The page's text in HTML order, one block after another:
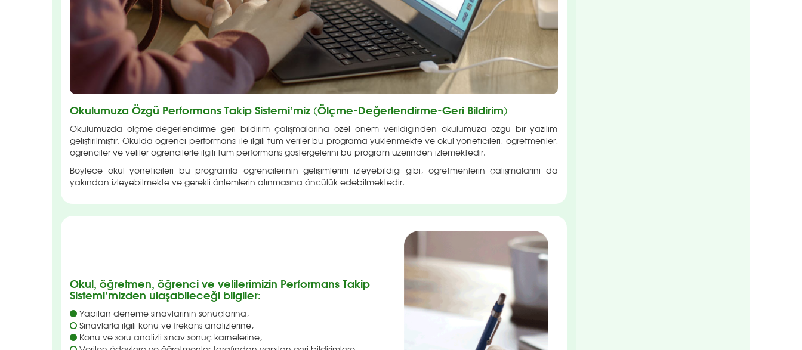
Okulumuza Özgü Performans Takip Sistemi’miz (Ölçme-Değerlendirme-Geri Bildirim)
Okulumuzda ölçme-değerlendirme geri bildirim çalışmalarına özel önem verildiğinden okulumuza özgü bir yazılım
geliştirilmiştir. Okulda öğrenci performansı ile ilgili tüm veriler bu programa yüklenmekte ve okul yöneticileri, öğretmenler,
öğrenciler ve veliler öğrencilerle ilgili tüm performans göstergelerini bu program üzerinden izlemektedir.
Böylece okul yöneticileri bu programla öğrencilerinin gelişimlerini izleyebildiği gibi, öğretmenlerin çalışmalarını da
yakından izleyebilmekte ve gerekli önlemlerin alınmasına öncülük edebilmektedir.
Okul, öğretmen, öğrenci ve velilerimizin Performans Takip
Sistemi’mizden ulaşabileceği bilgiler:
Yapılan deneme sınavlarının sonuçlarına,
Sınavlarla ilgili konu ve frekans analizlerine,
Konu ve soru analizli sınav sonuç karnelerine,